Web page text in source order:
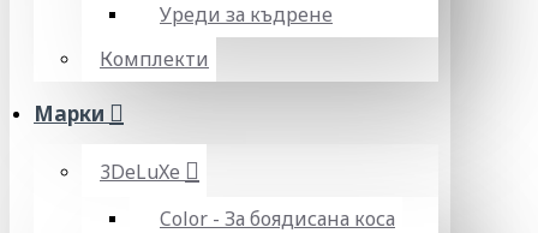
Уреди за къдрене
Комплекти
Марки
3DeLuXe
Color - За боядисана коса